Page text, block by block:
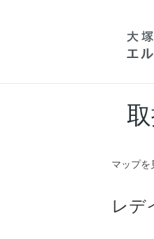
マップを
レデ